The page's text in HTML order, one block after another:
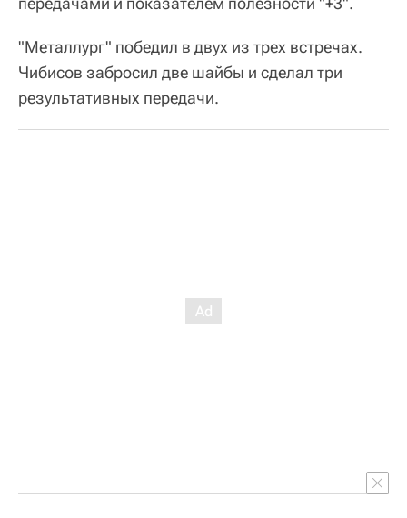
"Металлург" победил в двух из трех встречах.
Чибисов забросил две шайбы и сделал три
результативных передачи.